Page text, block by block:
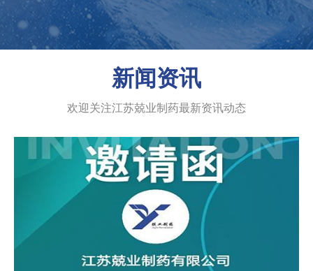
新闻资讯
欢迎关注江苏兢业制药最新资讯动态